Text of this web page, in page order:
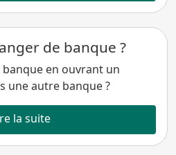
de banque ?
en ouvrant un
une autre banque ?
la suite